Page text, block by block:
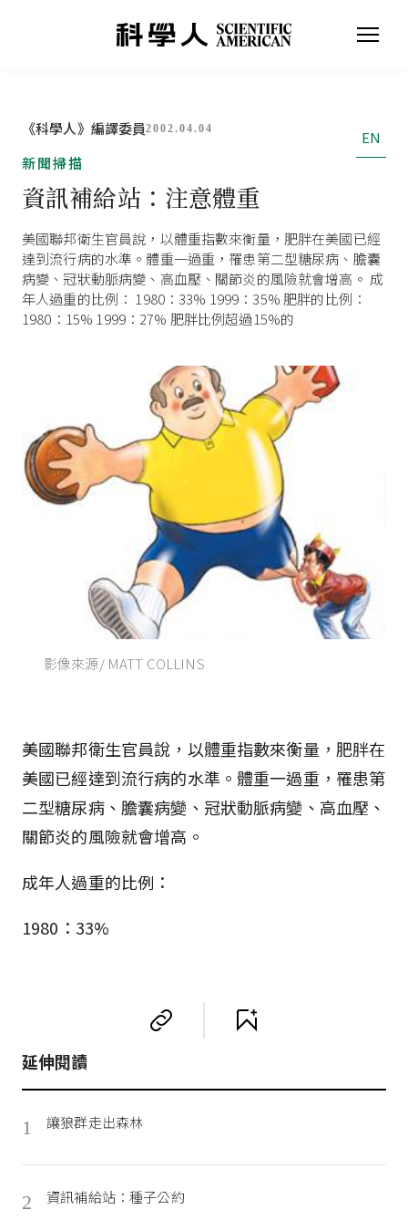
《科學人》編譯委員2002.04.04
EN
新聞掃描
資訊補給站：注意體重
美國聯邦衛生官員說，以體重指數來衡量，肥胖在美國已經
達到流行病的水準。體重一過重，罹患第二型糖尿病、膽囊
病變、冠狀動脈病變、高血壓、關節炎的風險就會增高。 成
年人過重的比例： 1980：33% 1999：35% 肥胖的比例：
1980：15% 1999：27% 肥胖比例超過15%的
影像來源/ MATT COLLINS
美國聯邦衛生官員說，以體重指數來衡量，肥胖在
美國已經達到流行病的水準。體重一過重，罹患第
二型糖尿病、膽囊病變、冠狀動脈病變、高血壓、
關節炎的風險就會增高。
成年人過重的比例：
1980：33%
延伸閱讀
1 讓狼群走出森林
2 資訊補給站：種子公約